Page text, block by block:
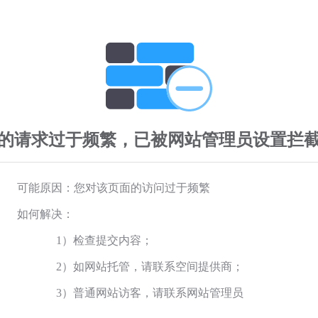
请求过于频繁，已被网站管理员设置拦
可能原因：您对该页面的访问过于频繁
如何解决：
1）检查提交内容；
2）如网站托管，请联系空间提供商；
3）普通网站访客，请联系网站管理员